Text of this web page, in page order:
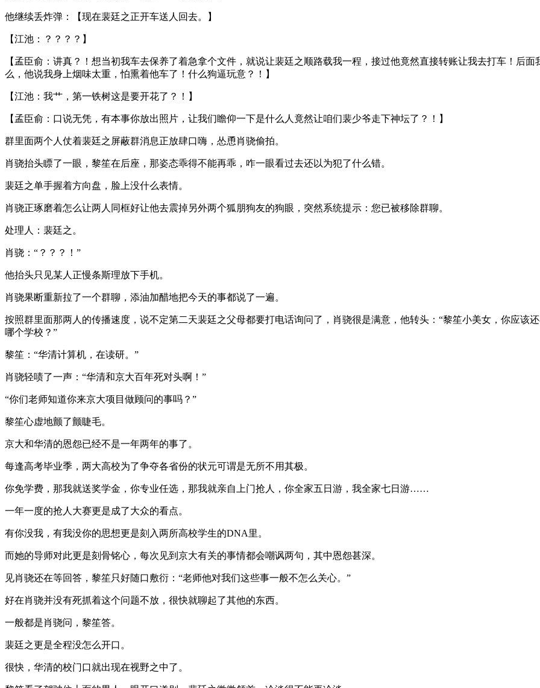
他继续丢炸弹：【现在裴廷之正开车送人回去。】
【江池：？？？？】
【孟臣俞：讲真？！想当初我车去保养了着急拿个文件，就说让裴廷之顺路载我一程，接过他竟然直接转账让我去打车！后面
么，他说我身上烟味太重，怕熏着他车了！什么狗逼玩意？！】
【江池：我艹，第一铁树这是要开花了？！】
【孟臣俞：口说无凭，有本事你放出照片，让我们瞻仰一下是什么人竟然让咱们裴少爷走下神坛了？！】
群里面两个人仗着裴廷之屏蔽群消息正放肆口嗨，怂恿肖骁偷拍。
肖骁抬头瞟了一眼，黎笙在后座，那姿态乖得不能再乖，咋一眼看过去还以为犯了什么错。
裴廷之单手握着方向盘，脸上没什么表情。
肖骁正琢磨着怎么让两人同框好让他去震掉另外两个狐朋狗友的狗眼，突然系统提示：您已被移除群聊。
处理人：裴廷之。
肖骁：“？？？！”
他抬头只见某人正慢条斯理放下手机。
肖骁果断重新拉了一个群聊，添油加醋地把今天的事都说了一遍。
按照群里面那两人的传播速度，说不定第二天裴廷之父母都要打电话询问了，肖骁很是满意，他转头：“黎笙小美女，你应该还
哪个学校？”
黎笙：“华清计算机，在读研。”
肖骁轻啧了一声：“华清和京大百年死对头啊！”
“你们老师知道你来京大项目做顾问的事吗？”
黎笙心虚地颤了颤睫毛。
京大和华清的恩怨已经不是一年两年的事了。
每逢高考毕业季，两大高校为了争夺各省份的状元可谓是无所不用其极。
你免学费，那我就送奖学金，你专业任选，那我就亲自上门抢人，你全家五日游，我全家七日游……
一年一度的抢人大赛更是成了大众的看点。
有你没我，有我没你的思想更是刻入两所高校学生的DNA里。
而她的导师对此更是刻骨铭心，每次见到京大有关的事情都会嘲讽两句，其中恩怨甚深。
见肖骁还在等回答，黎笙只好随口敷衍：“老师他对我们这些事一般不怎么关心。”
好在肖骁并没有死抓着这个问题不放，很快就聊起了其他的东西。
一般都是肖骁问，黎笙答。
裴廷之更是全程没怎么开口。
很快，华清的校门口就出现在视野之中了。